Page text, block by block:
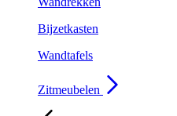
Bijzetkasten
Wandtafels
Zitmeubelen